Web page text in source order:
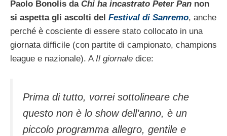
Paolo Bonolis da Chi ha incastrato Peter Pan non
si aspetta gli ascolti del Festival di Sanremo, anche
perché è cosciente di essere stato collocato in una
giornata difficile (con partite di campionato, champions
league e nazionale). AIl giornale dice:
Prima di tutto, vorrei sottolineare che
questo non è lo show dell’anno, è un
piccolo programma allegro, gentile e